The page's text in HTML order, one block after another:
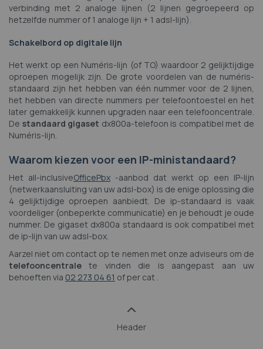
verbinding met 2 analoge lijnen (2 lijnen gegroepeerd op
hetzelfde nummer of 1 analoge lijn + 1 adsl-lijn).
Schakelbord op digitale lijn
Het werkt op een Numéris-lijn (of TO) waardoor 2 gelijktijdige
oproepen mogelijk zijn. De grote voordelen van de numéris-
standaard zijn het hebben van één nummer voor de 2 lijnen,
het hebben van directe nummers per telefoontoestel en het
later gemakkelijk kunnen upgraden naar een telefooncentrale.
De standaard gigaset dx800a-telefoon is compatibel met de
Numéris-lijn.
Waarom kiezen voor een IP-ministandaard?
Het all-inclusiveOfficePbx -aanbod dat werkt op een IP-lijn
(netwerkaansluiting van uw adsl-box) is de enige oplossing die
4 gelijktijdige oproepen aanbiedt. De ip-standaard is vaak
voordeliger (onbeperkte communicatie) en je behoudt je oude
nummer. De gigaset dx800a standaard is ook compatibel met
de ip-lijn van uw adsl-box.
Aarzel niet om contact op te nemen met onze adviseurs om de
telefooncentrale te vinden die is aangepast aan uw
behoeften via 02 273 04 61 of per cat .
Header